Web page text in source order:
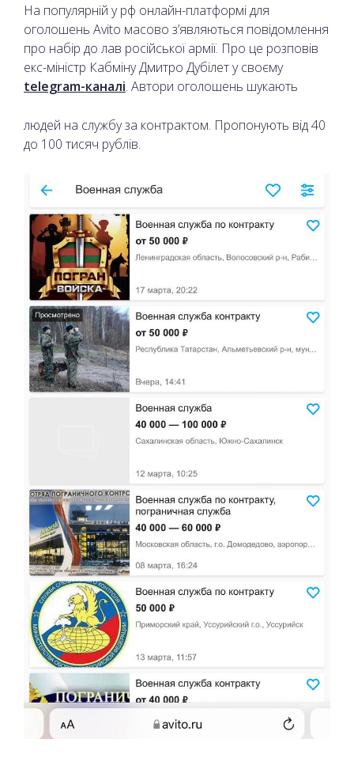
На популярній у рф онлайн-платформі для
оголошень Avito масово з’являються повідомлення
про набір до лав російської армії. Про це розповів
екс-міністр Кабміну Дмитро Дубілет у своєму
telegram-каналі. Автори оголошень шукають
людей на службу за контрактом. Пропонують від 40
до 100 тисяч рублів.